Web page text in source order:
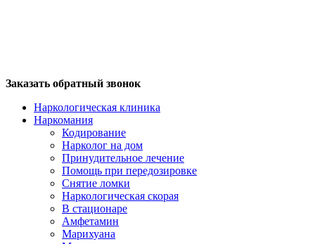
Заказать обратный звонок
Наркологическая клиника
Наркомания
Кодирование
Нарколог на дом
Принудительное лечение
Помощь при передозировке
Снятие ломки
Наркологическая скорая
В стационаре
Амфетамин
Марихуана